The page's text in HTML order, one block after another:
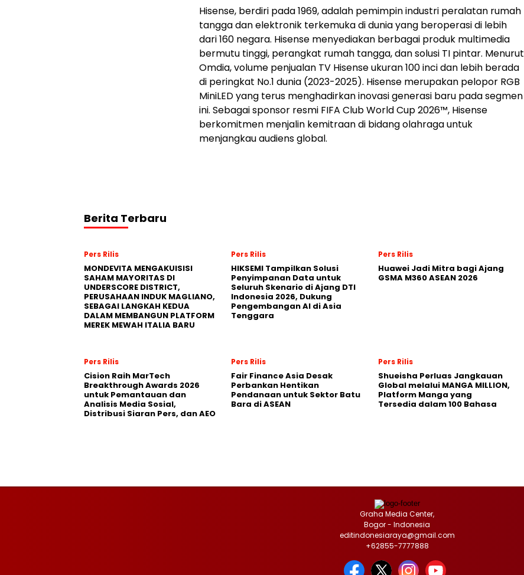
Hisense, berdiri pada 1969, adalah pemimpin industri peralatan rumah
tangga dan elektronik terkemuka di dunia yang beroperasi di lebih
dari 160 negara. Hisense menyediakan berbagai produk multimedia
bermutu tinggi, perangkat rumah tangga, dan solusi TI pintar. Menurut
Omdia, volume penjualan TV Hisense ukuran 100 inci dan lebih berada
di peringkat No.1 dunia (2023-2025). Hisense merupakan pelopor RGB
MiniLED yang terus menghadirkan inovasi generasi baru pada segmen
ini. Sebagai sponsor resmi FIFA Club World Cup 2026™, Hisense
berkomitmen menjalin kemitraan di bidang olahraga untuk
menjangkau audiens global.
Berita Terbaru
Pers Rilis
MONDEVITA MENGAKUISISI
SAHAM MAYORITAS DI
UNDERSCORE DISTRICT,
PERUSAHAAN INDUK MAGLIANO,
SEBAGAI LANGKAH KEDUA
DALAM MEMBANGUN PLATFORM
MEREK MEWAH ITALIA BARU
Pers Rilis
HIKSEMI Tampilkan Solusi
Penyimpanan Data untuk
Seluruh Skenario di Ajang DTI
Indonesia 2026, Dukung
Pengembangan AI di Asia
Tenggara
Pers Rilis
Huawei Jadi Mitra bagi Ajang
GSMA M360 ASEAN 2026
Pers Rilis
Cision Raih MarTech
Breakthrough Awards 2026
untuk Pemantauan dan
Analisis Media Sosial,
Distribusi Siaran Pers, dan AEO
Pers Rilis
Fair Finance Asia Desak
Perbankan Hentikan
Pendanaan untuk Sektor Batu
Bara di ASEAN
Pers Rilis
Shueisha Perluas Jangkauan
Global melalui MANGA MILLION,
Platform Manga yang
Tersedia dalam 100 Bahasa
Graha Media Center,
Bogor - Indonesia
editindonesiaraya@gmail.com
+62855-7777888